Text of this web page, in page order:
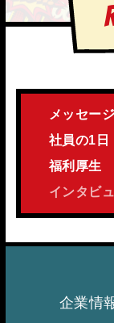
メッセージ
社員の1日
福利厚生
インタビ
企業情